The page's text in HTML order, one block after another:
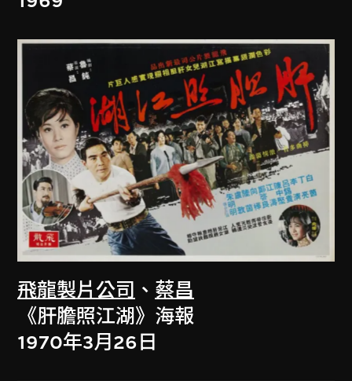
飛龍製片公司 、 蔡昌
《肝膽照江湖》海報
1970年3月26日